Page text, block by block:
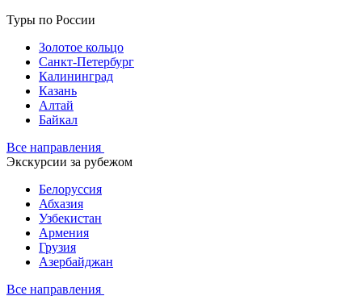
Туры по России
Золотое кольцо
Санкт-Петербург
Калининград
Казань
Алтай
Байкал
Все направления
Экскурсии за рубежом
Белоруссия
Абхазия
Узбекистан
Армения
Грузия
Азербайджан
Все направления